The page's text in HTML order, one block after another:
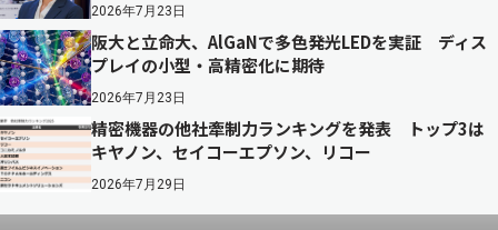
2026年7月23日
阪大と立命大、AlGaNで多色発光LEDを実証 ディス
プレイの小型・高精密化に期待
2026年7月23日
精密機器の他社牽制力ランキングを発表 トップ3は
キヤノン、セイコーエプソン、リコー
2026年7月29日